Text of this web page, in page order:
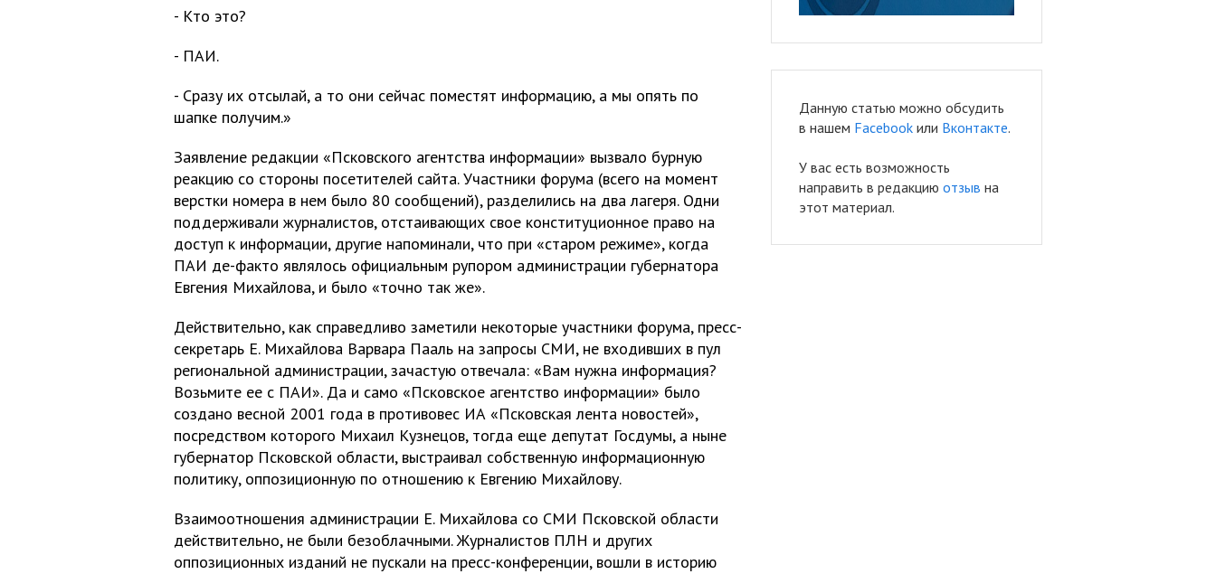
- Кто это?
- ПАИ.
- Сразу их отсылай, а то они сейчас поместят информацию, а мы опять по
шапке получим.»
Заявление редакции «Псковского агентства информации» вызвало бурную
реакцию со стороны посетителей сайта. Участники форума (всего на момент
верстки номера в нем было 80 сообщений), разделились на два лагеря. Одни
поддерживали журналистов, отстаивающих свое конституционное право на
доступ к информации, другие напоминали, что при «старом режиме», когда
ПАИ де-факто являлось официальным рупором администрации губернатора
Евгения Михайлова, и было «точно так же».
Действительно, как справедливо заметили некоторые участники форума, пресс-
секретарь Е. Михайлова Варвара Пааль на запросы СМИ, не входивших в пул
региональной администрации, зачастую отвечала: «Вам нужна информация?
Возьмите ее с ПАИ». Да и само «Псковское агентство информации» было
создано весной 2001 года в противовес ИА «Псковская лента новостей»,
посредством которого Михаил Кузнецов, тогда еще депутат Госдумы, а ныне
губернатор Псковской области, выстраивал собственную информационную
политику, оппозиционную по отношению к Евгению Михайлову.
Взаимоотношения администрации Е. Михайлова со СМИ Псковской области
действительно, не были безоблачными. Журналистов ПЛН и других
оппозиционных изданий не пускали на пресс-конференции, вошли в историю
Данную статью можно обсудить
в нашем Facebook или Вконтакте.
У вас есть возможность
направить в редакцию отзыв на
этот материал.